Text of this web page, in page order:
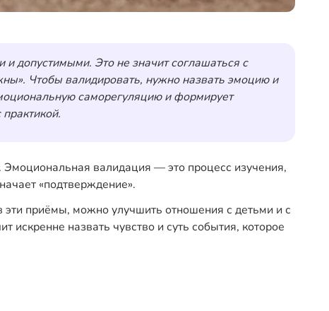
допустимыми. Это не значит соглашаться с
Чтобы валидировать, нужно назвать эмоцию и
саморегуляцию и формирует
Эмоциональная валидация — это процесс изучения,
«подтверждение».
эти приёмы, можно улучшить отношения с детьми и с
назвать чувство и суть события, которое